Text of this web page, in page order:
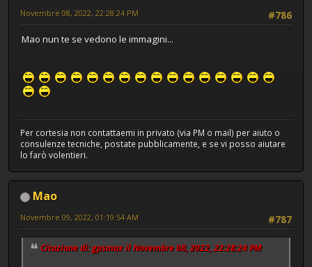
#786
Novembre 08, 2022, 22:28:24 PM
Mao nun te se vedono le immagini...
Per cortesia non contattaemi in privato (via PM o mail) per aiuto o
consulenze tecniche, postate pubblicamente, e se vi posso aiutare
lo farò volentieri.
Mao
#787
Novembre 09, 2022, 01:19:54 AM
Citazione di: gpsmax il Novembre 08, 2022, 22:28:24 PM